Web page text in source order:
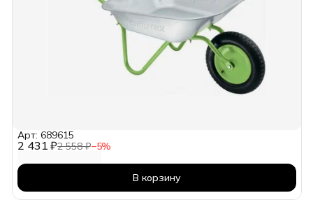
2 431 ₽2 558 ₽−5%
Арт: 689615
В корзину